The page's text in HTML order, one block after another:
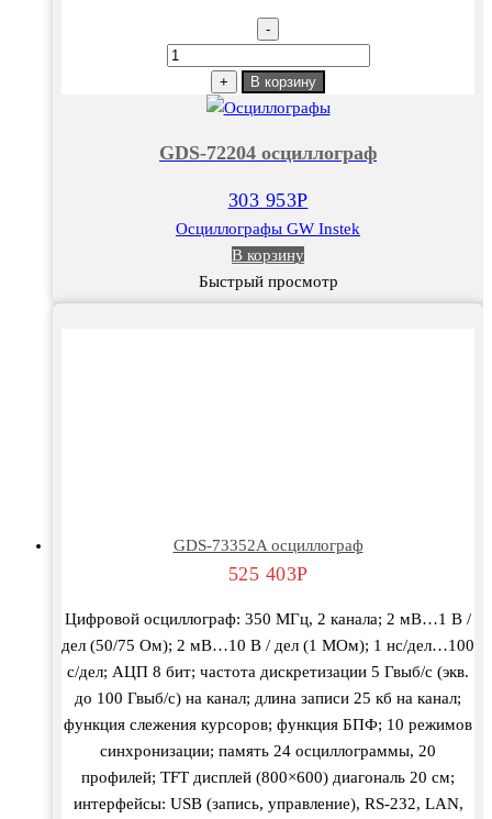
-
Количество
осциллограф
+ В корзину
GDS-72204 осциллограф
303 953Р
Осциллографы GW Instek
В корзину
Быстрый просмотр
GDS-73352A осциллограф
525 403Р
Цифровой осциллограф: 350 МГц, 2 канала; 2 мВ…1 В /
дел (50/75 Ом); 2 мВ…10 В / дел (1 МОм); 1 нс/дел…100
с/дел; АЦП 8 бит; частота дискретизации 5 Гвыб/с (экв.
до 100 Гвыб/с) на канал; длина записи 25 кб на канал;
функция слежения курсоров; функция БПФ; 10 режимов
синхронизации; память 24 осциллограммы, 20
профилей; TFT дисплей (800×600) диагональ 20 см;
интерфейсы: USB (запись, управление), RS-232, LAN,